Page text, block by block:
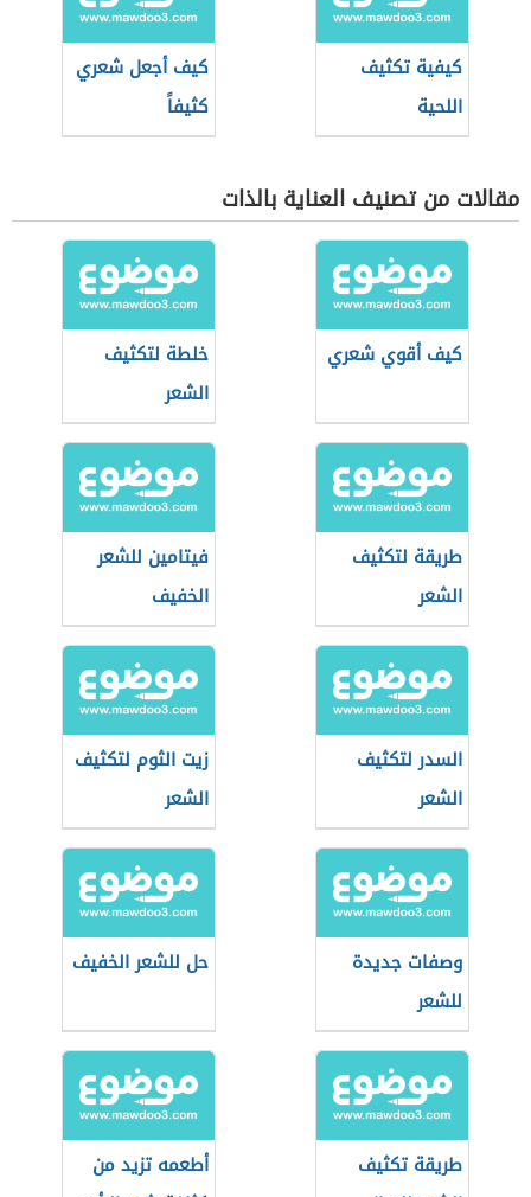
كيفية تكثيف
اللحية
كيف أجعل شعري
كثيفاً
مقالات من تصنيف العناية بالذات
كيف أقوي شعري
خلطة لتكثيف
الشعر
طريقة لتكثيف
الشعر
فيتامين للشعر
الخفيف
السدر لتكثيف
الشعر
زيت الثوم لتكثيف
الشعر
وصفات جديدة
للشعر
حل للشعر الخفيف
طريقة تكثيف
أطعمه تزيد من